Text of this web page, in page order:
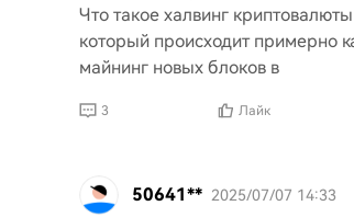
Что такое халвинг
который происходит примерно
майнинг новых блоков в
3 Лайк
50641** 2025/07/07 14:33